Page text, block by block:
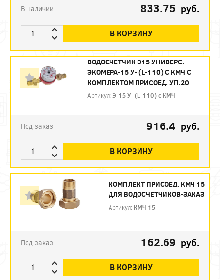
В наличии 833.75 руб.
В КОРЗИНУ
ВОДОСЧЕТЧИК D15 УНИВЕРС.
ЭКОМЕРА-15 У- (L-110) С КМЧ С
КОМПЛЕКТОМ ПРИСОЕД. УП.20
Артикул:Э-15 У- (L-110) с КМЧ
Под заказ 916.4 руб.
В КОРЗИНУ
КОМПЛЕКТ ПРИСОЕД. КМЧ 15
ДЛЯ ВОДОСЧЕТЧИКОВ-ЗАКАЗ
Артикул: КМЧ 15
Под заказ 162.69 руб.
В КОРЗИНУ